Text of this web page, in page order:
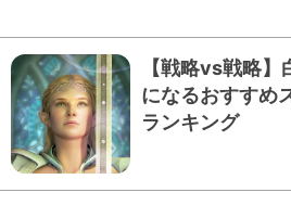
【戦略vs戦略
になるおすすめ
ランキング